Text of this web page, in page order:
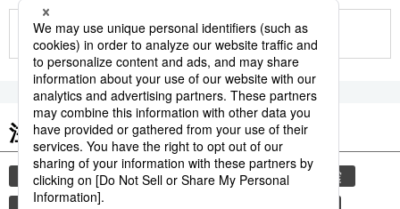
もっと見る
注目のキーワード
共同通信ニュース 気象・災害 災害
地震